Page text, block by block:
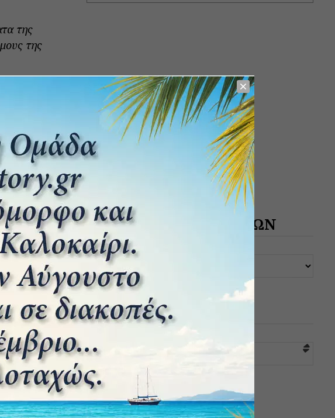
της
της
την
κάπου στα
Γερμανία
Ένωσης
του
ΑΡΧΕΙΟ ΔΗΜΟΣΙΕΥΣΕΩΝ
ΚΑΤΗΓΟΡΙΕΣ
Επιλογή κατηγορίας